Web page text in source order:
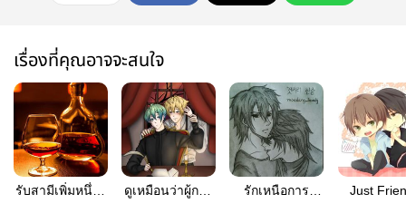
เรื่องที่คุณอาจจะสนใจ
รับสามีเพิ่มหนึ่งที่
ดูเหมือนว่าผู้กล้า
รักเหนือการ
Just